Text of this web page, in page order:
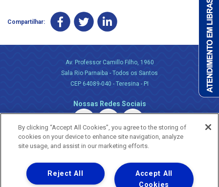
Compartilhar:
Av. Professor Camillo Filho, 1960
Sala Rio Parnaiba - Todos os Santos
CEP 64089-040 - Teresina - PI
Nossas Redes Sociais
Uma empresa
Copyright ® 2026 - Todos os Direitos Reservados.
By clicking “Accept All Cookies”, you agree to the storing of
cookies on your device to enhance site navigation, analyze
site usage, and assist in our marketing efforts.
Accept All
Cookies
Reject All